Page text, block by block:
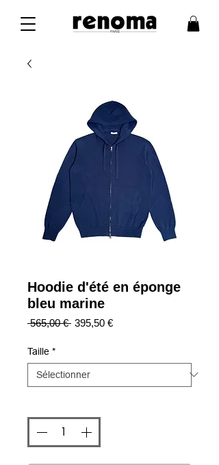
Hoodie d'été en éponge
bleu marine
565,00 € Prix
395,50 €Prix
Taille *